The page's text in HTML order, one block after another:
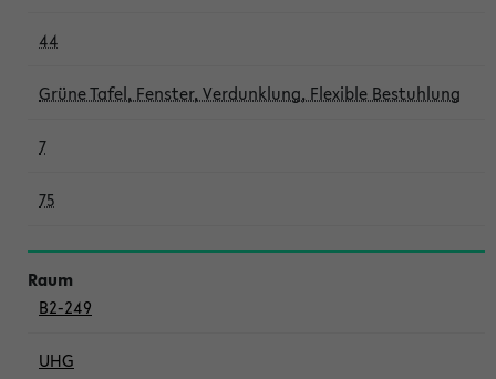
44
Grüne Tafel, Fenster, Verdunklung, Flexible Bestuhlung
7
75
B2-249
UHG